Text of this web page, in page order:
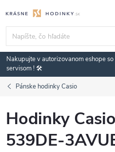
na
obsah
Nakupujte v autorizovanom eshope
servisom ! 🛠️
Pánske hodinky Casio
Hodinky
539DE-